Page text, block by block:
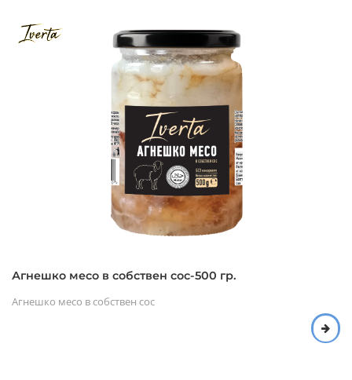
Агнешко месо в собствен сос-500 гр.
Агнешко месо в собствен сос